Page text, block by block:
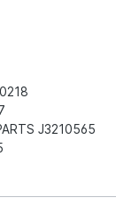
J3210565